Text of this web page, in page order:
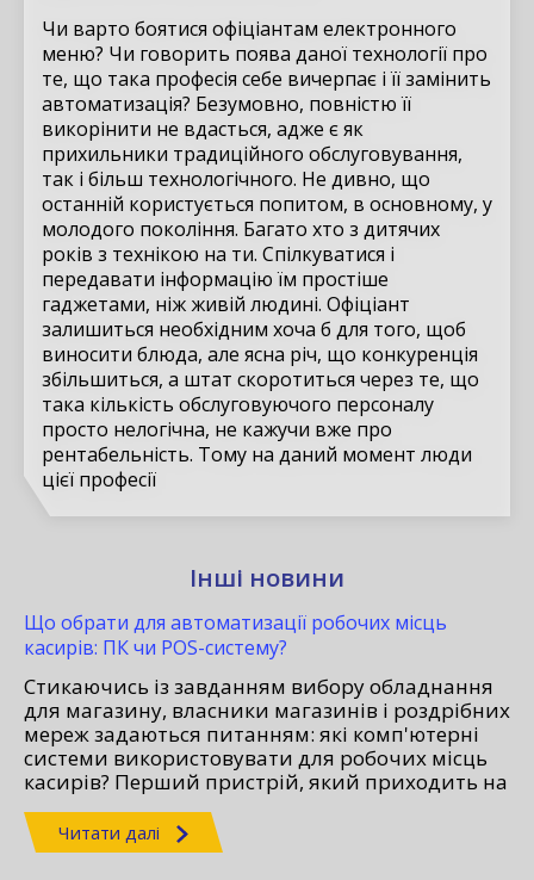
Чи варто боятися офіціантам електронного
меню? Чи говорить поява даної технології про
те, що така професія себе вичерпає і її замінить
автоматизація? Безумовно, повністю її
викорінити не вдасться, адже є як
прихильники традиційного обслуговування,
так і більш технологічного. Не дивно, що
останній користується попитом, в основному, у
молодого покоління. Багато хто з дитячих
років з технікою на ти. Спілкуватися і
передавати інформацію їм простіше
гаджетами, ніж живій людині. Офіціант
залишиться необхідним хоча б для того, щоб
виносити блюда, але ясна річ, що конкуренція
збільшиться, а штат скоротиться через те, що
така кількість обслуговуючого персоналу
просто нелогічна, не кажучи вже про
рентабельність. Тому на даний момент люди
цієї професії
Інші новини
Що обрати для автоматизації робочих місць
касирів: ПК чи POS-систему?
Стикаючись із завданням вибору обладнання
для магазину, власники магазинів і роздрібних
мереж задаються питанням: які комп'ютерні
системи використовувати для робочих місць
касирів? Перший пристрій, який приходить на
думку - це традиційний персональний
комп'ютер або ноутбук. Рішення очевидне,
порівняно недороге, й для магазину з
Читати далі